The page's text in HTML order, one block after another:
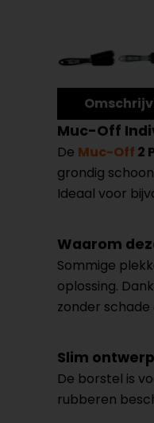
Muc-Off
De Muc-Off 2
grondig
Ideaal voor
Waarom
Sommige
oplossing.
zonder
Slim
De borstel is
rubberen